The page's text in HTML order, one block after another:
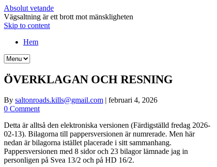
Absolut vetande
Vägsaltning är ett brott mot mänskligheten
Skip to content
Hem
ÖVERKLAGAN OCH RESNING
By saltonroads.kills@gmail.com | februari 4, 2026
0 Comment
Detta är alltså den elektroniska versionen (Färdigställd fredag 2026-
02-13). Bilagorna till pappersversionen är numrerade. Men här
nedan är bilagorna istället placerade i sitt sammanhang.
Pappersversionen med 8 sidor och 23 bilagor lämnade jag in
personligen på Svea 13/2 och på HD 16/2.